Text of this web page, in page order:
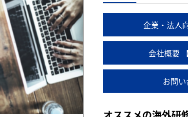
企業・法人
会社概要
お問